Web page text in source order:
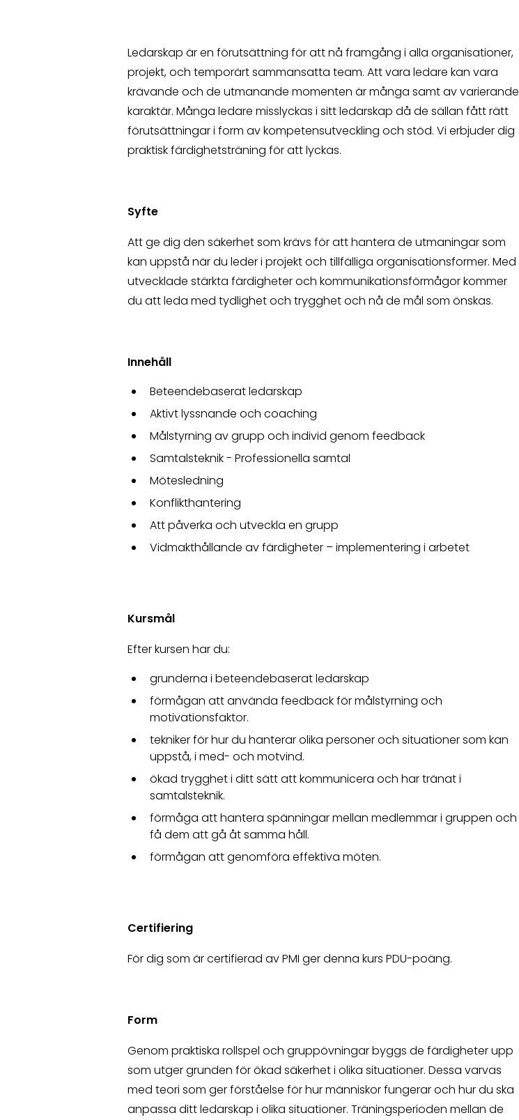
Ledarskap är en förutsättning för att nå framgång i alla organisationer,
projekt, och temporärt sammansatta team. Att vara ledare kan vara
krävande och de utmanande momenten är många samt av varierande
karaktär. Många ledare misslyckas i sitt ledarskap då de sällan fått rätt
förutsättningar i form av kompetensutveckling och stöd. Vi erbjuder dig
praktisk färdighetsträning för att lyckas.
Syfte
Att ge dig den säkerhet som krävs för att hantera de utmaningar som
kan uppstå när du leder i projekt och tillfälliga organisationsformer. Med
utvecklade stärkta färdigheter och kommunikationsförmågor kommer
du att leda med tydlighet och trygghet och nå de mål som önskas.
Innehåll
Beteendebaserat ledarskap
Aktivt lyssnande och coaching
Målstyrning av grupp och individ genom feedback
Samtalsteknik - Professionella samtal
Mötesledning
Konflikthantering
Att påverka och utveckla en grupp
Vidmakthållande av färdigheter – implementering i arbetet
Kursmål
Efter kursen har du:
grunderna i beteendebaserat ledarskap
förmågan att använda feedback för målstyrning och
motivationsfaktor.
tekniker för hur du hanterar olika personer och situationer som kan
uppstå, i med- och motvind.
ökad trygghet i ditt sätt att kommunicera och har tränat i
samtalsteknik.
förmåga att hantera spänningar mellan medlemmar i gruppen och
få dem att gå åt samma håll.
förmågan att genomföra effektiva möten.
Certifiering
För dig som är certifierad av PMI ger denna kurs PDU-poäng.
Form
Genom praktiska rollspel och gruppövningar byggs de färdigheter upp
som utger grunden för ökad säkerhet i olika situationer. Dessa varvas
med teori som ger förståelse för hur människor fungerar och hur du ska
anpassa ditt ledarskap i olika situationer. Träningsperioden mellan de